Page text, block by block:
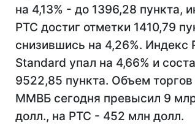
на 4,13% - до 1396,28 пункта,
РТС достиг отметки 1410,79
снизившись на 4,26%. Индекс
Standard упал на 4,66% и
9522,85 пункта. Объем
ММВБ сегодня превысил 9
долл., на РТС - 452 млн долл.